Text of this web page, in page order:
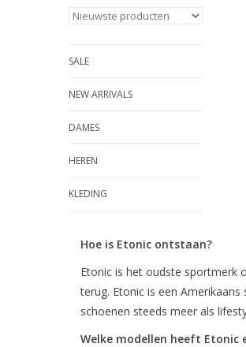
SALE
NEW ARRIVALS
DAMES
HEREN
KLEDING
Hoe is Etonic ontstaan?
Etonic is het oudste sportmerk
terug. Etonic is een
schoenen steeds meer als
Welke modellen heeft Etonic